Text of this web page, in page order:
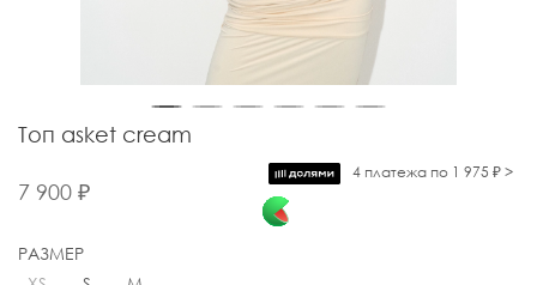
Топ asket cream
7 900 ₽
4 платежа по 1 975 ₽ >
РАЗМЕР